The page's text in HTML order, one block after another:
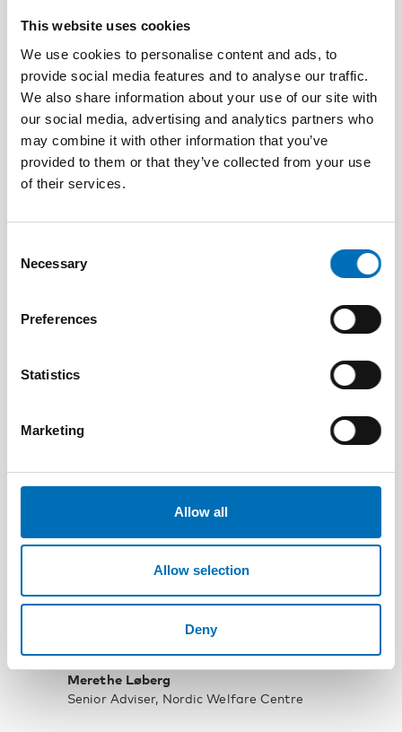
This website uses cookies
We use cookies to personalise content and ads, to
provide social media features and to analyse our traffic.
We also share information about your use of our site with
our social media, advertising and analytics partners who
may combine it with other information that you’ve
provided to them or that they’ve collected from your use
of their services.
Selection
Necessary
Preferences
Statistics
Marketing
Allow all
Allow selection
Deny
Merethe Løberg
Senior Adviser, Nordic Welfare Centre